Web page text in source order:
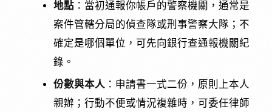
地點 ：當初通報你帳戶的警察機關，通常是
案件管轄分局的偵查隊或刑事警察大隊；不
確定是哪個單位，可先向銀行查通報機關紀
錄。
份數與本人 ：申請書一式二份，原則上本人
親辦；行動不便或情況複雜時，可委任律師